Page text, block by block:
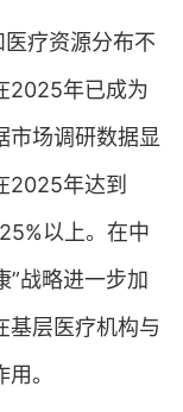
疗资源分布不
2025年已成为
市场调研数据显
2025年达到
以上。在中
”战略进一步加
基层医疗机构与
。